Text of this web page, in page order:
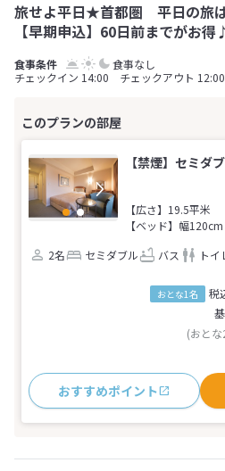
旅せよ平日★首都圏 平日の旅
【早期申込】60日前までがお得
食事なし
チェックイン 14:00 チェックアウト 12:00
【禁煙】セミダ
【広さ】19.5平米
【ベッド】幅
2名
セミダブル バス トイ
おとな1名 税
(おと
おすすめポイント